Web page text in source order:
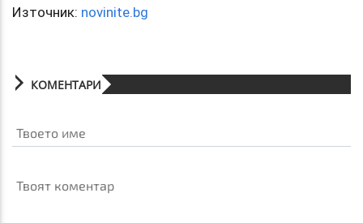
Източник: novinite.bg
КОМЕНТАРИ
Твоето име
Твоят коментар